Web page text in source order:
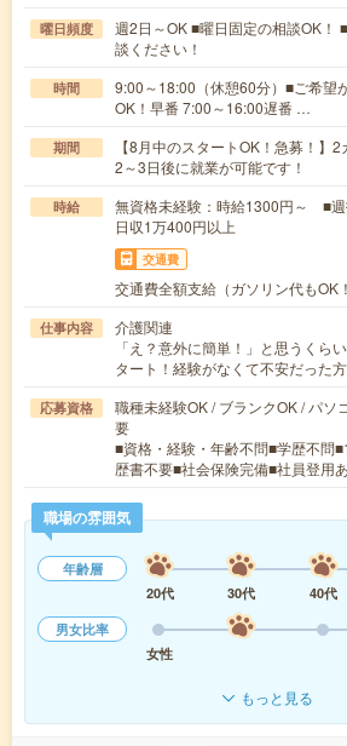
曜日頻度
週2日～OK ■曜日固定の相談OK！
談ください！
時間
9:00～18:00（休憩60分）■ご希望
OK！早番 7:00～16:00遅番 …
期間
【8月中のスタートOK！急募！
2～3日後に就業が可能です！
時給
無資格未経験：時給1300円～ ■
日収1万400円以上
交通費
交通費全額支給（ガソリン代もOK
仕事内容
介護関連
「え？意外に簡単！」と思うくら
タート！経験がなくて不安だった
応募資格
職種未経験OK / ブランクOK / パソ
要
■資格・経験・年齢不問■学歴不問
歴書不要■社会保険完備■社員登用
職場の雰囲気
年齢層
20代
30代 40代
男女比率
女性
もっと見る